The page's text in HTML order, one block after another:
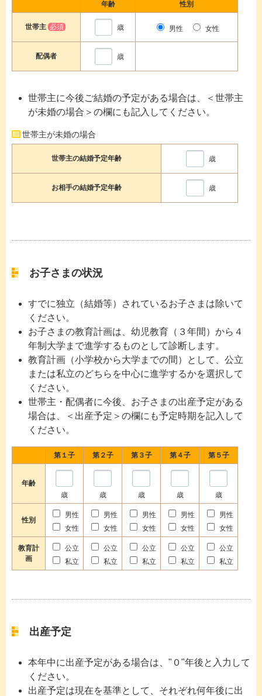
年齢 性別
世帯主 必須 歳 男性 女性
配偶者 歳
世帯主に今後ご結婚の予定がある場合は、＜世帯主
が未婚の場合＞の欄にも記入してください。
世帯主が未婚の場合
世帯主の結婚予定年齢 歳
お相手の結婚予定年齢 歳
お子さまの状況
すでに独立（結婚等）されているお子さまは除いて
ください。
お子さまの教育計画は、幼児教育（３年間）から４
年制大学まで進学するものとして診断します。
教育計画（小学校から大学までの間）として、公立
または私立のどちらを中心に進学するかを選択して
ください。
世帯主・配偶者に今後、お子さまの出産予定がある
場合は、＜出産予定＞の欄にも予定時期を記入して
ください。
第１子 第２子 第３子 第４子 第５子
年齢
歳
歳 歳 歳 歳
性別
男性
女性
男性
女性
男性
女性
男性
女性
男性
女性
教育計
画
公立
私立
公立
私立
公立
私立
公立
私立
公立
私立
出産予定
本年中に出産予定がある場合は、"０"年後と入力して
ください。
出産予定は現在を基準として、それぞれ何年後に出